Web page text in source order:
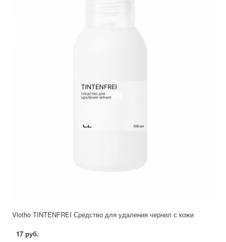
Vlotho TINTENFREI Средство для удаления чернил с кожи
17 руб.